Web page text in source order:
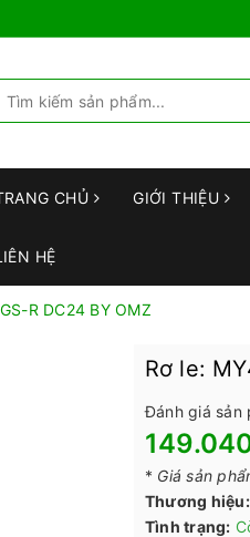
CHỦ GIỚI THIỆU
HỆ
R DC24 BY OMZ
Rơ le:
Đánh giá sản
* Giá sản
Thương hiệu:
Tình trạng: